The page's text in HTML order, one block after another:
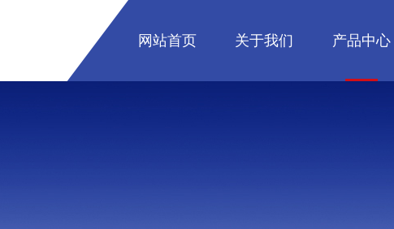
网站首页 关于我们 产品中心